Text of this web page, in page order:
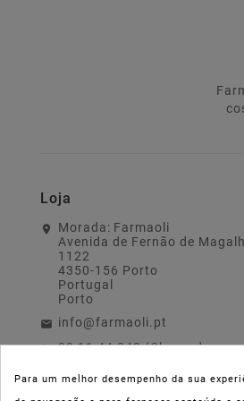
Loja
Morada: Farmaoli
Avenida de Fernão de
1122
4350-156 Porto
Portugal
Porto
info@farmaoli.pt
22 11 44 343 (Chamada
Para um melhor desempenho da sua